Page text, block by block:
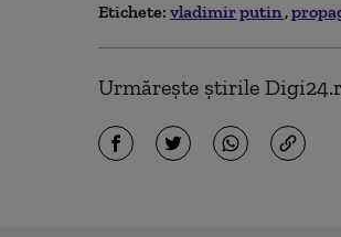
Etichete: vladimir putin
Urmărește știrile